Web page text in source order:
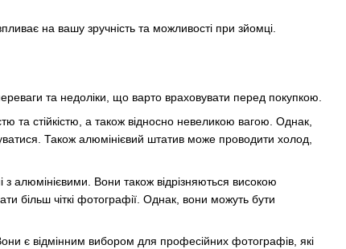
на вашу зручність та можливості при зйомці.
та недоліки, що варто враховувати перед покупкою.
та стійкістю, а також відносно невеликою вагою. Однак,
Також алюмінієвий штатив може проводити холод,
алюмінієвими. Вони також відрізняються високою
більш чіткі фотографії. Однак, вони можуть бути
є відмінним вибором для професійних фотографів, які